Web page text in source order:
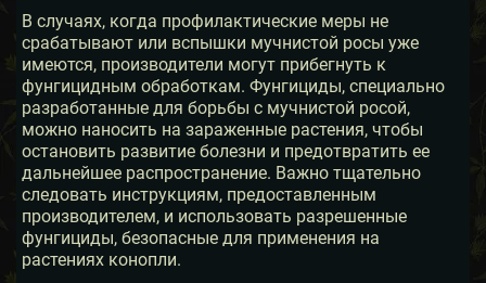
В случаях, когда профилактические меры не
срабатывают или вспышки мучнистой росы уже
имеются, производители могут прибегнуть к
фунгицидным обработкам. Фунгициды, специально
разработанные для борьбы с мучнистой росой,
можно наносить на зараженные растения, чтобы
остановить развитие болезни и предотвратить ее
дальнейшее распространение. Важно тщательно
следовать инструкциям, предоставленным
производителем, и использовать разрешенные
фунгициды, безопасные для применения на
растениях конопли.